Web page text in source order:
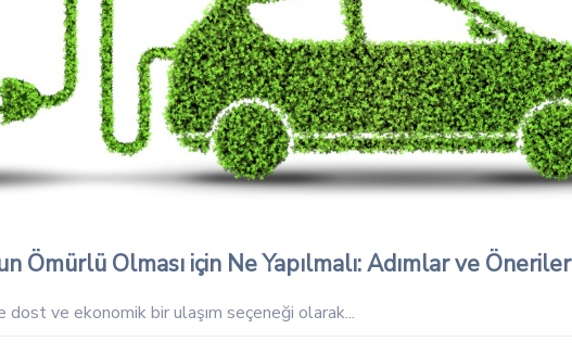
Ömürlü Olması için Ne Yapılmalı: Adımlar ve Öneriler
ve ekonomik bir ulaşım seçeneği olarak...